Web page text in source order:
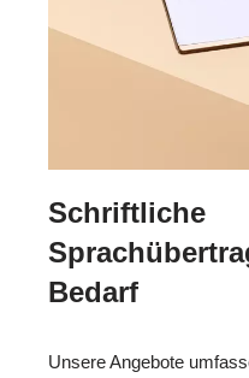
Schriftliche
Bedarf
Unsere Angebote